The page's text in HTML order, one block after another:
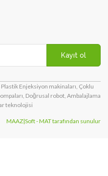
Kayıt ol
Enjeksiyon makinaları, Çoklu
Doğrusal robot, Ambalajlama
teknolojisi
MAAZ|Soft - MAT tarafından sunulur